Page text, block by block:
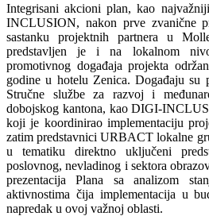
Integrisani akcioni plan, kao
INCLUSION, nakon prve zvanične
sastanku projektnih partnera u
predstavljen je i na lokalnom
promotivnog događaja projekta
godine u hotelu Zenica. Događaju su
Stručne službe za razvoj i
dobojskog kantona, kao DIGI-
koji je koordinirao implementaciju
zatim predstavnici URBACT lokalne
u tematiku direktno uključeni
poslovnog, nevladinog i sektora
prezentacija Plana sa analizom
aktivnostima čija implementacija u
napredak u ovoj važnoj oblasti.